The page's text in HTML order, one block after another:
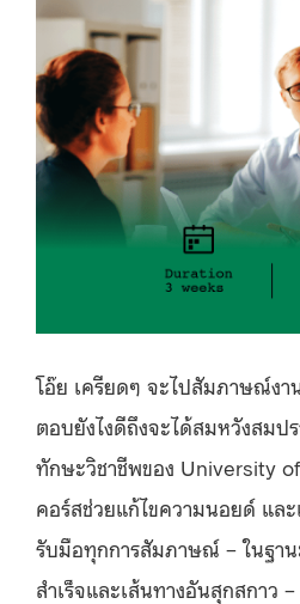
โอ๊ย เครียดๆ จะไปสัมภาษณ์ง
ตอบยังไงดีถึงจะได้สมหวังสมป
ทักษะวิชาชีพของ University
คอร์สช่วยแก้ไขความนอยด์ และ
รับมือทุกการสัมภาษณ์ – ในฐา
สำเร็จและเส้นทางอันสุกสกาว